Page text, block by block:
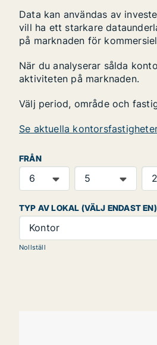
Data kan användas av
vill ha ett starkare
på marknaden för
När du analyserar sålda
aktiviteten på marknaden.
Välj period, område och
Se aktuella
FRÅN
TYP AV LOKAL (VÄLJ ENDAST EN)
Kontor
Nollställ